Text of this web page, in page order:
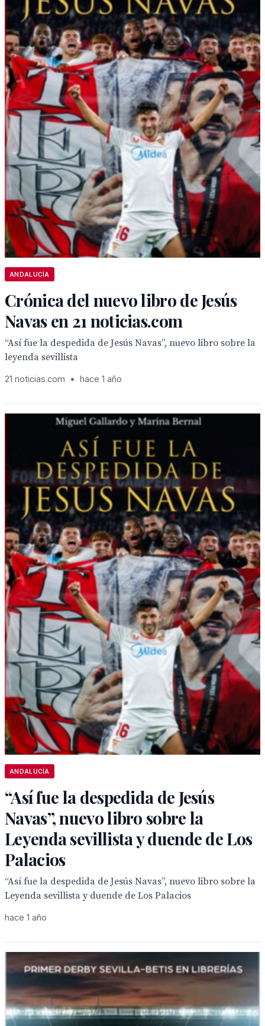
ANDALUCÍA
Crónica del nuevo libro de Jesús
Navas en 21 noticias.com
“Así fue la despedida de Jesús Navas”, nuevo libro sobre la
leyenda sevillista
21 noticias.com • hace 1 año
ANDALUCÍA
“Así fue la despedida de Jesús
Navas”, nuevo libro sobre la
Leyenda sevillista y duende de Los
Palacios
“Así fue la despedida de Jesús Navas”, nuevo libro sobre la
Leyenda sevillista y duende de Los Palacios
hace 1 año